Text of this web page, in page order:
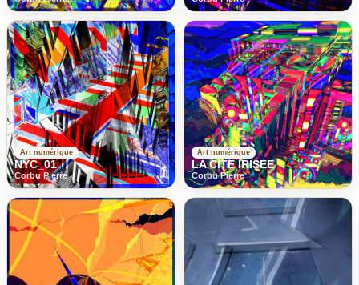
Art numérique
NYC_01
Corbu Pierre
Art numérique
LA CITE IRISEE
Corbu Pierre